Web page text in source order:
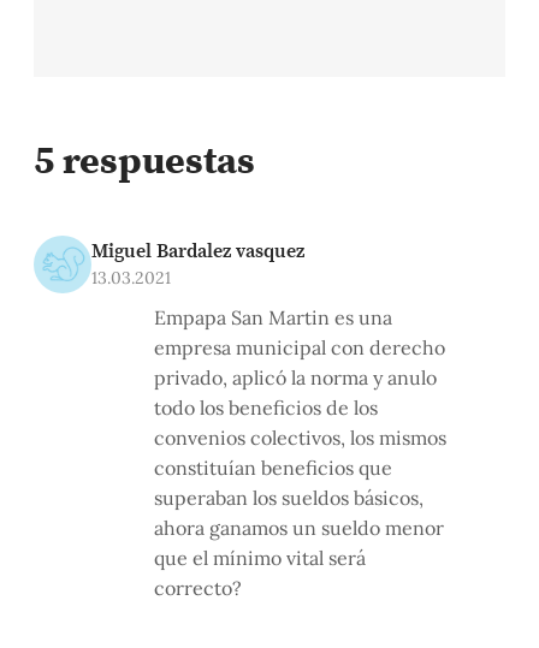
5 respuestas
Miguel Bardalez vasquez
13.03.2021
Empapa San Martin es una
empresa municipal con derecho
privado, aplicó la norma y anulo
todo los beneficios de los
convenios colectivos, los mismos
constituían beneficios que
superaban los sueldos básicos,
ahora ganamos un sueldo menor
que el mínimo vital será
correcto?